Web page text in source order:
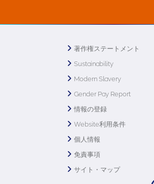
著作権ステートメント
Sustainability
Modern Slavery
Gender Pay Report
情報の登録
Website利用条件
個人情報
免責事項
サイト・マップ